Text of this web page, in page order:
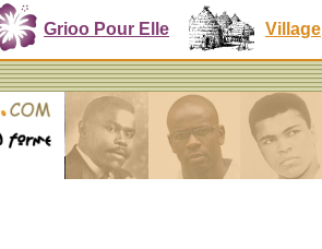
Grioo Pour Elle Village